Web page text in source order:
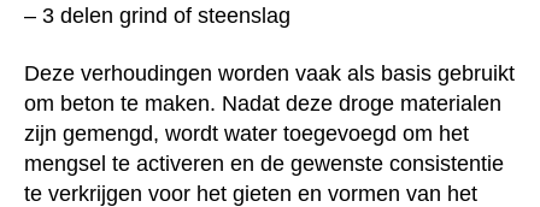
– 3 delen grind of steenslag
Deze verhoudingen worden vaak als basis gebruikt
om beton te maken. Nadat deze droge materialen
zijn gemengd, wordt water toegevoegd om het
mengsel te activeren en de gewenste consistentie
te verkrijgen voor het gieten en vormen van het